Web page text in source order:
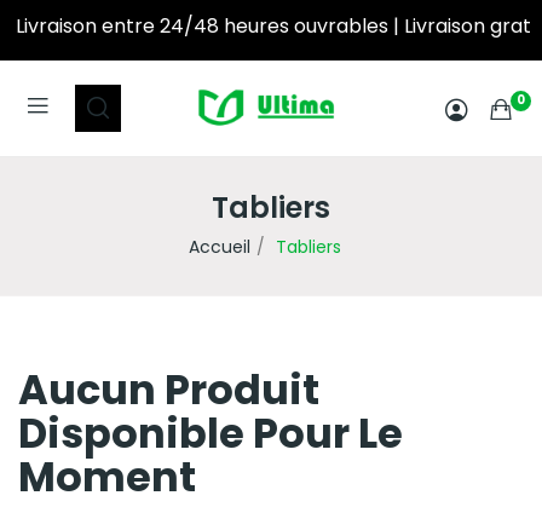
Livraison entre 24/48 heures ouvrables | Livraison
0
Tabliers
Accueil Tabliers
Aucun Produit
Disponible Pour Le
Moment